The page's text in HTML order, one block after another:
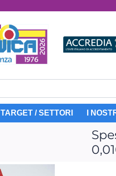
TARGET / SETTORI I